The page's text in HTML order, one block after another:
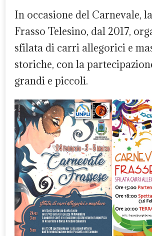
In occasione del Carnevale,
Frasso Telesino, dal 2017,
sfilata di carri allegorici e
storiche, con la
grandi e piccoli.